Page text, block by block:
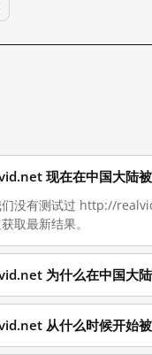
现在在中国大陆被
没有测试过 http://
取最新结果。
为什么在中国大陆
从什么时候开始被